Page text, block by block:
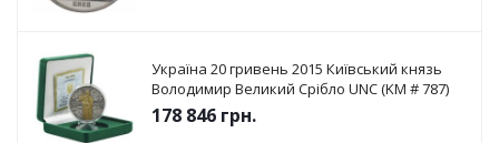
Україна 20 гривень 2015 Київський князь
Володимир Великий Срібло UNC (KM # 787)
178 846 грн.